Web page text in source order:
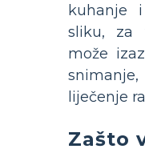
kuhanje
sliku, za
može
liječenje
Zašto